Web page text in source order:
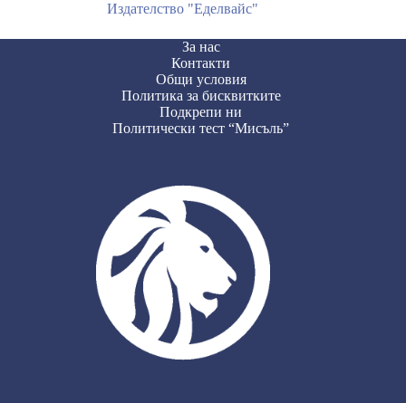
Издателство "Еделвайс"
За нас
Контакти
Общи условия
Политика за бисквитките
Подкрепи ни
Политически тест “Мисъль”